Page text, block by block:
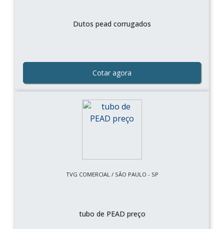
Dutos pead corrugados
Cotar agora
TVG COMERCIAL / SÃO PAULO - SP
tubo de PEAD preço